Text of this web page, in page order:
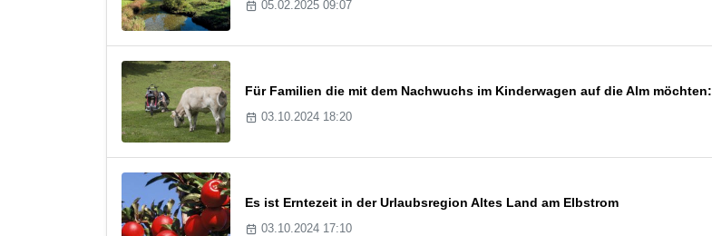
05.02.2025 09:07
Für Familien die mit dem Nachwuchs im Kinderwagen auf die Alm möchten:
03.10.2024 18:20
Es ist Erntezeit in der Urlaubsregion Altes Land am Elbstrom
03.10.2024 17:10